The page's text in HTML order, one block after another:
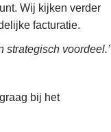
Wij kijken verder
facturatie.
strategisch voordeel.’
bij het